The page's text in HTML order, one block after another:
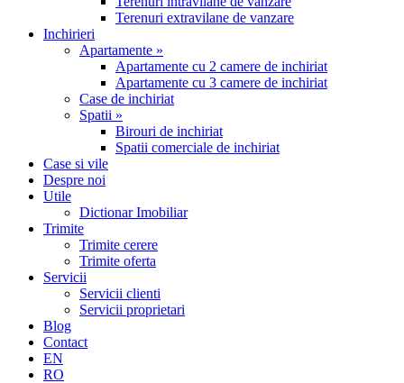
Terenuri extravilane de vanzare
Inchirieri
Apartamente »
Apartamente cu 2 camere de inchiriat
Apartamente cu 3 camere de inchiriat
Case de inchiriat
Spatii »
Birouri de inchiriat
Spatii comerciale de inchiriat
Case si vile
Despre noi
Utile
Dictionar Imobiliar
Trimite
Trimite cerere
Trimite oferta
Servicii
Servicii clienti
Servicii proprietari
Blog
Contact
EN
RO